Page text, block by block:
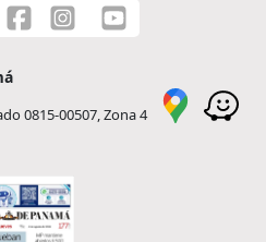
0815-00507, Zona 4